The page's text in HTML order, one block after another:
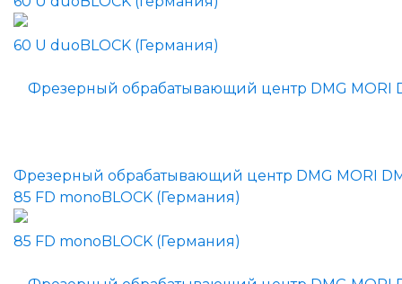
Фрезерный обрабатывающий центр DMG MORI
85 FD monoBLOCK (Германия)